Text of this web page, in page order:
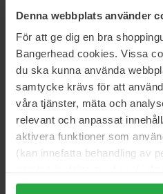
Denna webbplats använder
För att ge dig en bra
Bangerhead cookies. Vissa
du ska kunna använda
samtycke krävs för att
våra tjänster, mäta och
relevant och anpassat
aktivera funktioner som
(kan innefatta behandling av
trycka på "Tillåt alla cookies"
Guidance 46 Exceptional Extrait
studie i lys og skygge, skjørhet og
paradokser som forenes med en
parfymekunsten kan oppnå.
Størrelse: 100 ml
Artikkelnummer: 190341
Kategorier:
Hjem